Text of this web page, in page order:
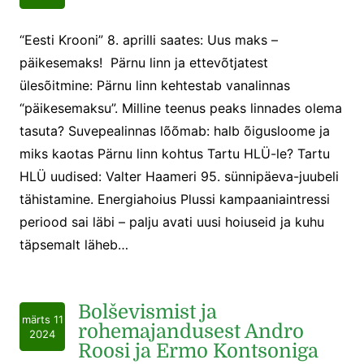
“Eesti Krooni” 8. aprilli saates: Uus maks –
päikesemaks! Pärnu linn ja ettevõtjatest
ülesõitmine: Pärnu linn kehtestab vanalinnas
“päikesemaksu”. Milline teenus peaks linnades olema
tasuta? Suvepealinnas lõõmab: halb õigusloome ja
miks kaotas Pärnu linn kohtus Tartu HLÜ-le? Tartu
HLÜ uudised: Valter Haameri 95. sünnipäeva-juubeli
tähistamine. Energiahoius Plussi kampaaniaintressi
periood sai läbi – palju avati uusi hoiuseid ja kuhu
täpsemalt läheb…
märts 11
2024
Bolševismist ja
rohemajandusest Andro
Roosi ja Ermo Kontsoniga